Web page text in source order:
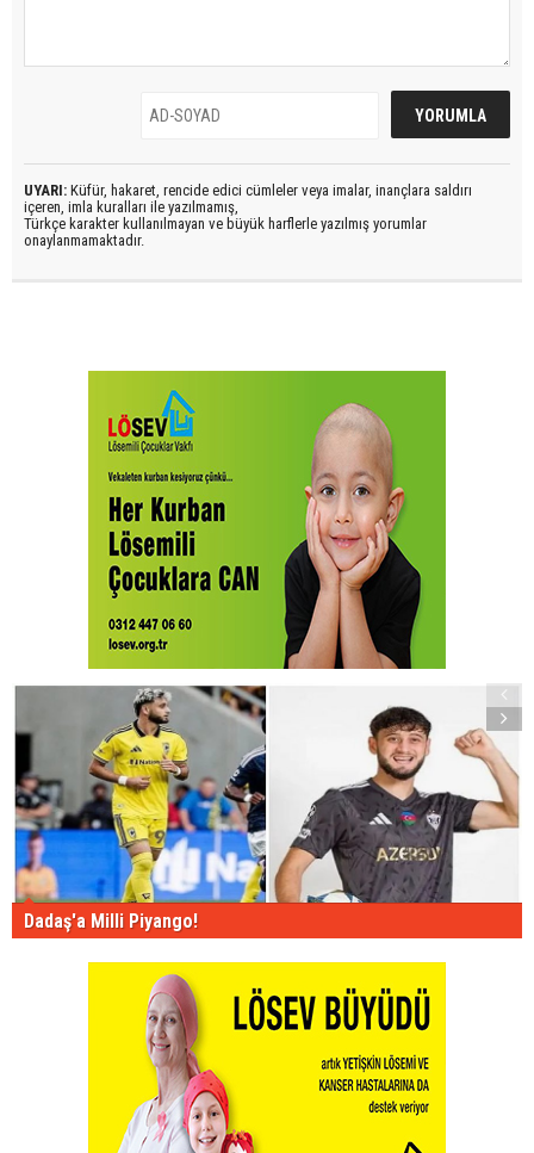
UYARI: Küfür, hakaret, rencide edici cümleler veya imalar, inançlara saldırı
içeren, imla kuralları ile yazılmamış,
Türkçe karakter kullanılmayan ve büyük harflerle yazılmış yorumlar
onaylanmamaktadır.
Dadaş'a Milli Piyango!